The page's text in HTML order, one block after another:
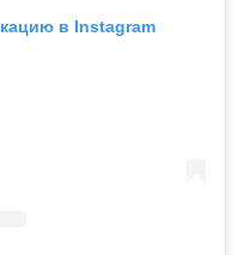
в Instagram